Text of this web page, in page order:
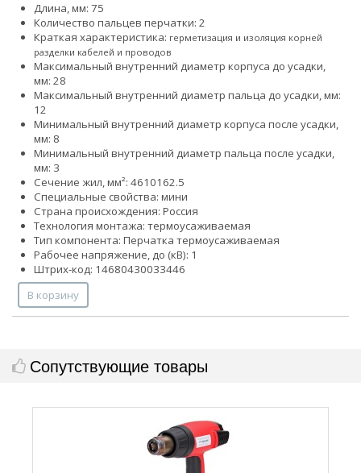
Длина, мм: 75
Количество пальцев перчатки: 2
Краткая характеристика: герметизация и изоляция корней
разделки кабелей и проводов
Максимальный внутренний диаметр корпуса до усадки,
мм: 28
Максимальный внутренний диаметр пальца до усадки, мм:
12
Минимальный внутренний диаметр корпуса после усадки,
мм: 8
Минимальный внутренний диаметр пальца после усадки,
мм: 3
Сечение жил, мм²: 4610162.5
Специальные свойства: мини
Страна происхождения: Россия
Технология монтажа: термоусаживаемая
Тип компонента: Перчатка термоусаживаемая
Рабочее напряжение, до (кВ): 1
Штрих-код: 14680430033446
В корзину
Сопутствующие товары